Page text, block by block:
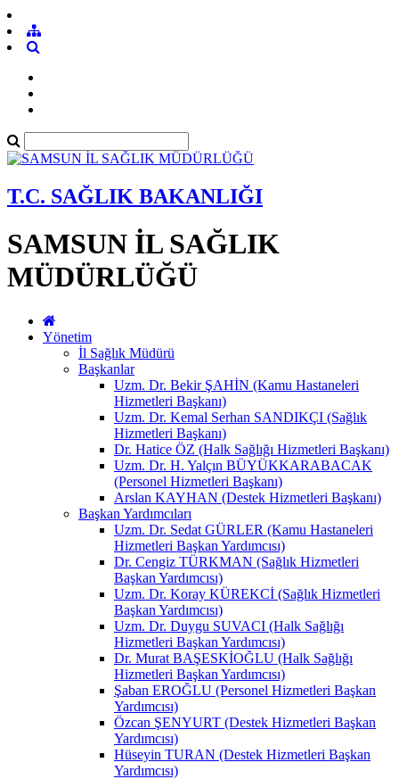
T.C. SAĞLIK BAKANLIĞI
SAMSUN İL SAĞLIK
MÜDÜRLÜĞÜ
Yönetim
İl Sağlık Müdürü
Başkanlar
Uzm. Dr. Bekir ŞAHİN (Kamu Hastaneleri
Hizmetleri Başkanı)
Uzm. Dr. Kemal Serhan SANDIKÇI (Sağlık
Hizmetleri Başkanı)
Dr. Hatice ÖZ (Halk Sağlığı Hizmetleri Başkanı)
Uzm. Dr. H. Yalçın BÜYÜKKARABACAK
(Personel Hizmetleri Başkanı)
Arslan KAYHAN (Destek Hizmetleri Başkanı)
Başkan Yardımcıları
Uzm. Dr. Sedat GÜRLER (Kamu Hastaneleri
Hizmetleri Başkan Yardımcısı)
Dr. Cengiz TÜRKMAN (Sağlık Hizmetleri
Başkan Yardımcısı)
Uzm. Dr. Koray KÜREKCİ (Sağlık Hizmetleri
Başkan Yardımcısı)
Uzm. Dr. Duygu SUVACI (Halk Sağlığı
Hizmetleri Başkan Yardımcısı)
Dr. Murat BAŞESKİOĞLU (Halk Sağlığı
Hizmetleri Başkan Yardımcısı)
Şaban EROĞLU (Personel Hizmetleri Başkan
Yardımcısı)
Özcan ŞENYURT (Destek Hizmetleri Başkan
Yardımcısı)
Hüseyin TURAN (Destek Hizmetleri Başkan
Yardımcısı)